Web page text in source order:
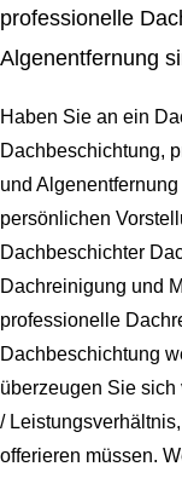
professionelle
Algenentfernung
Haben Sie an ein
Dachbeschichtung,
und
persönlichen
Dachbeschichter
Dachreinigung und
professionelle
Dachbeschichtung
überzeugen Sie
/
offerieren müssen.